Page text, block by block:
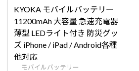
KYOKA モバイルバッテリー
11200mAh 大容量 急速充電器
薄型 LEDライト付き 防災グッ
ズ iPhone / iPad / Android各種
他対応
モバイルバッテリー